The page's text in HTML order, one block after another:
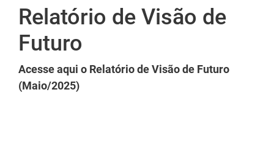
Relatório de Visão de
Futuro
Acesse aqui o Relatório de Visão de Futuro
(Maio/2025)